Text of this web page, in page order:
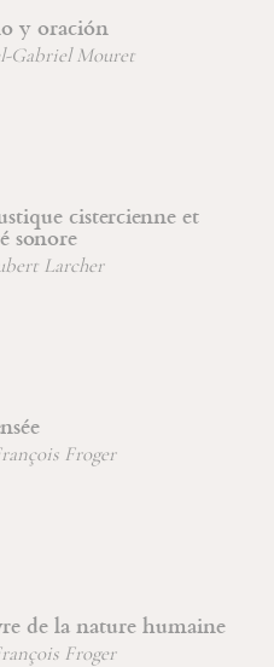
Six chemins pour connaître
sagesse et l'intelligence
Jean-François Froger
La dracma perdida
Méditer le rosaire avec les
Saintes Ecritures
D'un corps à l'autre
Père Jean-Claude Hanus